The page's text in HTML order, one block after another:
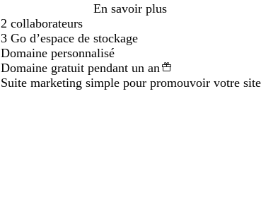
En savoir plus
2 collaborateurs
3 Go d’espace de stockage
Domaine personnalisé
Domaine gratuit pendant un an
Suite marketing simple pour promouvoir votre site